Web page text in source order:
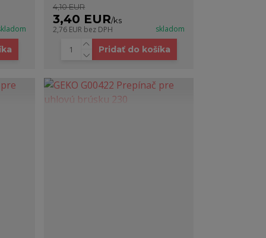
4,10 EUR
3,40 EUR/ks
2,76 EUR bez DPH skladom
Pridať do košíka